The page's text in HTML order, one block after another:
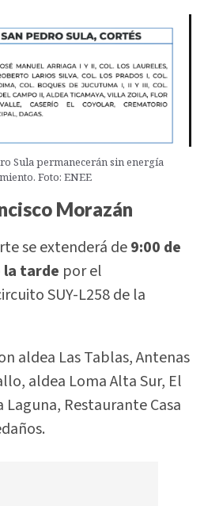
Sula permanecerán sin energía
Foto: ENEE
Morazán
se extenderá de9:00 de
la tarde por el
SUY-L258 de la
aldea Las Tablas, Antenas
aldea Loma Alta Sur, El
Laguna, Restaurante Casa